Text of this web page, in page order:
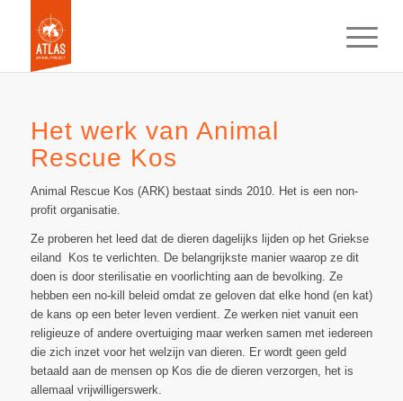
Het werk van Animal
Rescue Kos
Animal Rescue Kos (ARK) bestaat sinds 2010. Het is een non-
profit organisatie.
Ze proberen het leed dat de dieren dagelijks lijden op het Griekse
eiland Kos te verlichten. De belangrijkste manier waarop ze dit
doen is door sterilisatie en voorlichting aan de bevolking. Ze
hebben een no-kill beleid omdat ze geloven dat elke hond (en kat)
de kans op een beter leven verdient. Ze werken niet vanuit een
religieuze of andere overtuiging maar werken samen met iedereen
die zich inzet voor het welzijn van dieren. Er wordt geen geld
betaald aan de mensen op Kos die de dieren verzorgen, het is
allemaal vrijwilligerswerk.